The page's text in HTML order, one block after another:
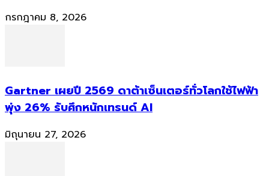
กรกฎาคม 8, 2026
Gartner เผยปี 2569 ดาต้าเซ็นเตอร์ทั่วโลกใช้ไฟฟ้า
พุ่ง 26% รับศึกหนักเทรนด์ AI
มิถุนายน 27, 2026